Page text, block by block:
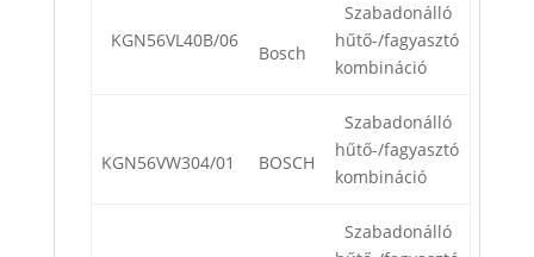
KGN56VL40B/06
Bosch
Szabadonálló
hűtő-/fagyasztó
kombináció
KGN56VW304/01 BOSCH
Szabadonálló
hűtő-/fagyasztó
kombináció
Szabadonálló